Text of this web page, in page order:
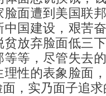
面遭到美国联
国建设，艰苦
放弃脸面低三
等，尽管失去
性的表象脸面
，实乃面子追